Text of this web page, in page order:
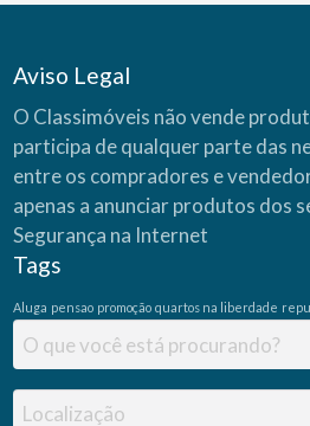
Aviso Legal
O Classimóveis não vende
participa de qualquer parte das
entre os compradores e
apenas a anunciar produtos dos
Segurança na Internet
Tags
Aluga pensao promoção quartos na liberdade